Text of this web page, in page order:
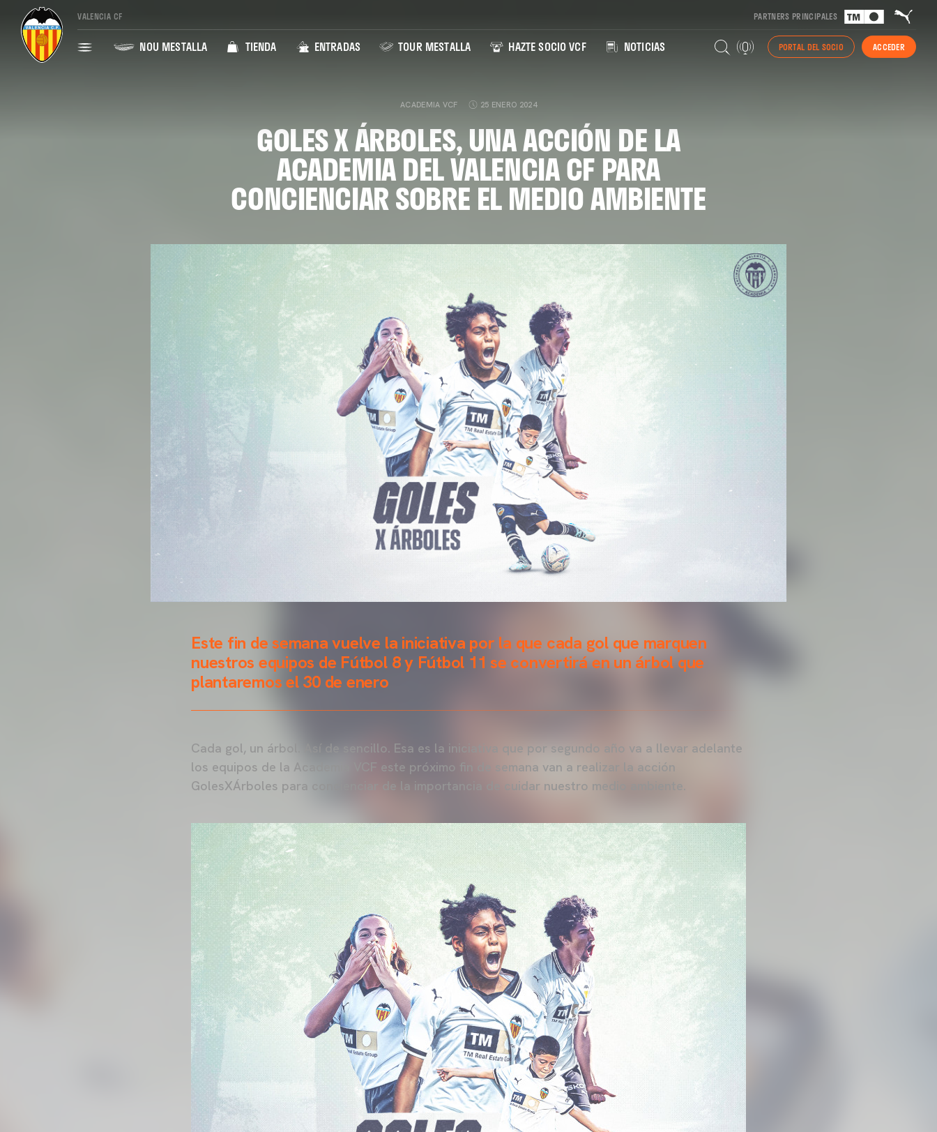
VALENCIA CF PARTNERS PRINCIPALES
NOU MESTALLA TIENDA ENTRADAS TOUR MESTALLA HAZTE SOCIO VCF NOTICIAS PORTAL DEL SOCIO ACCEDER
ACADEMIA VCF 25 ENERO 2024
GOLES X ÁRBOLES, UNA ACCIÓN DE LA
ACADEMIA DEL VALENCIA CF PARA
CONCIENCIAR SOBRE EL MEDIO AMBIENTE
Este fin de semana vuelve la iniciativa por la que cada gol que marquen
nuestros equipos de Fútbol 8 y Fútbol 11 se convertirá en un árbol que
plantaremos el 30 de enero
Cada gol, un árbol. Así de sencillo. Esa es la iniciativa que por segundo año va a llevar adelante
los equipos de la Academia VCF este próximo fin de semana van a realizar la acción
GolesXÁrboles para concienciar de la importancia de cuidar nuestro medio ambiente.